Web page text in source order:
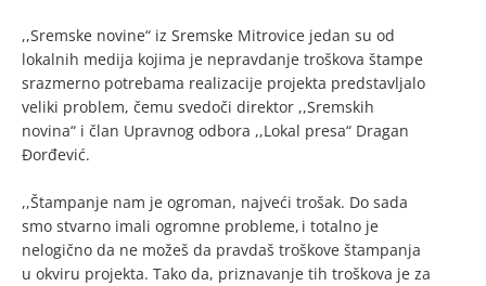
,,Sremske novine“ iz Sremske Mitrovice jedan su od
lokalnih medija kojima je nepravdanje troškova štampe
srazmerno potrebama realizacije projekta predstavljalo
veliki problem, čemu svedoči direktor ,,Sremskih
novina“ i član Upravnog odbora ,,Lokal presa“ Dragan
Đorđević.
,,Štampanje nam je ogroman, najveći trošak. Do sada
smo stvarno imali ogromne probleme, i totalno je
nelogično da ne možeš da pravdaš troškove štampanja
u okviru projekta. Tako da, priznavanje tih troškova je za